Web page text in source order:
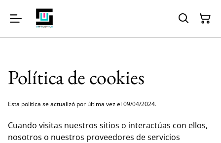
Política de cookies
Esta política se actualizó por última vez el 09/04/2024.
Cuando visitas nuestros sitios o interactúas con ellos,
nosotros o nuestros proveedores de servicios